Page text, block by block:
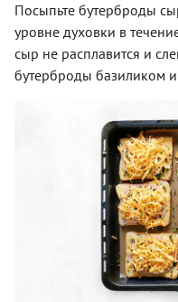
Посыпьте бутерброды
уровне духовки в
сыр не расплавится и
бутерброды базиликом